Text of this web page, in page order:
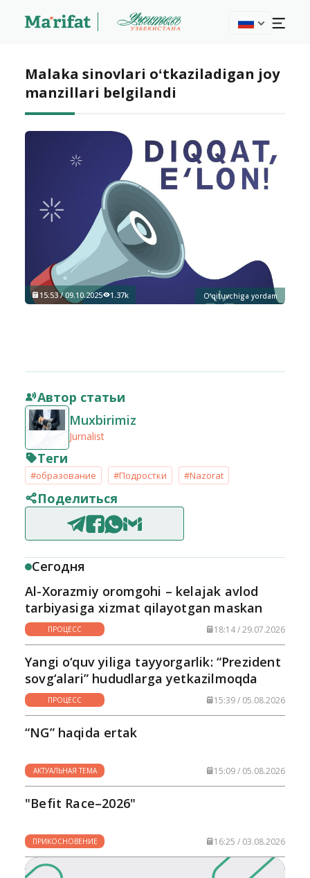
Malaka sinovlari oʻtkaziladigan joy
manzillari belgilandi
O‘qituvchiga yordam
15:53 / 09.10.2025 1.37k
Автор статьи
Muxbirimiz
Jurnalist
Теги
#образование #Подростки #Nazorat
Поделиться
Сегодня
Al-Xorazmiy oromgohi – kelajak avlod
tarbiyasiga xizmat qilayotgan maskan
ПРОЦЕСС 18:14 / 29.07.2026
Yangi o‘quv yiliga tayyorgarlik: “Prezident
sovg‘alari” hududlarga yetkazilmoqda
ПРОЦЕСС 15:39 / 05.08.2026
“NG” haqida ertak
АКТУАЛЬНАЯ ТЕМА 15:09 / 05.08.2026
"Befit Race–2026"
ПРИКОСНОВЕНИЕ 16:25 / 03.08.2026